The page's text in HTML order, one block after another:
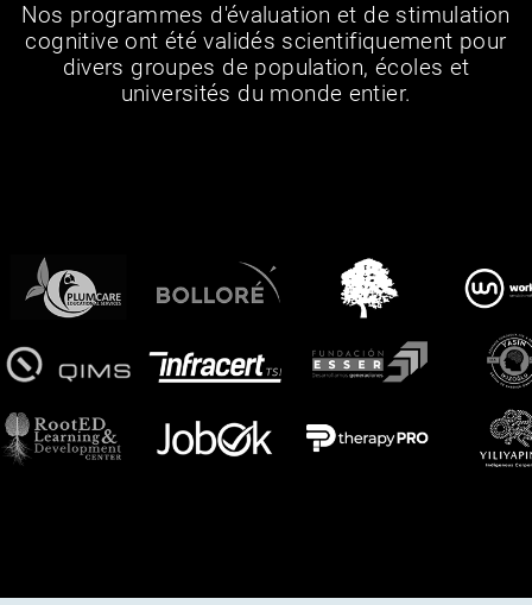
Nos programmes d'évaluation et de stimulation
cognitive ont été validés scientifiquement pour
divers groupes de population, écoles et
universités du monde entier.